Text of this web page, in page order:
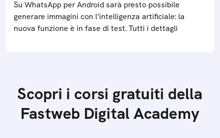
Su WhatsApp per Android sarà presto possibile
generare immagini con l’intelligenza artificiale: la
nuova funzione è in fase di test. Tutti i dettagli
Scopri i corsi gratuiti della
Fastweb Digital Academy